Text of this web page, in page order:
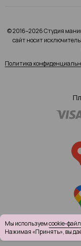
© 2016–2026 Студия
сайт носит
Политика
Мы используемcookie-
Нажимая «Принять», вы